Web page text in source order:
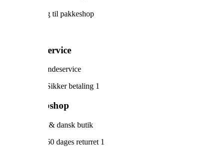
Gratis levering til pakkeshop
5-stjernet service
Prøv vores kundeservice
Sikker webshop
Dansk design & dansk butik